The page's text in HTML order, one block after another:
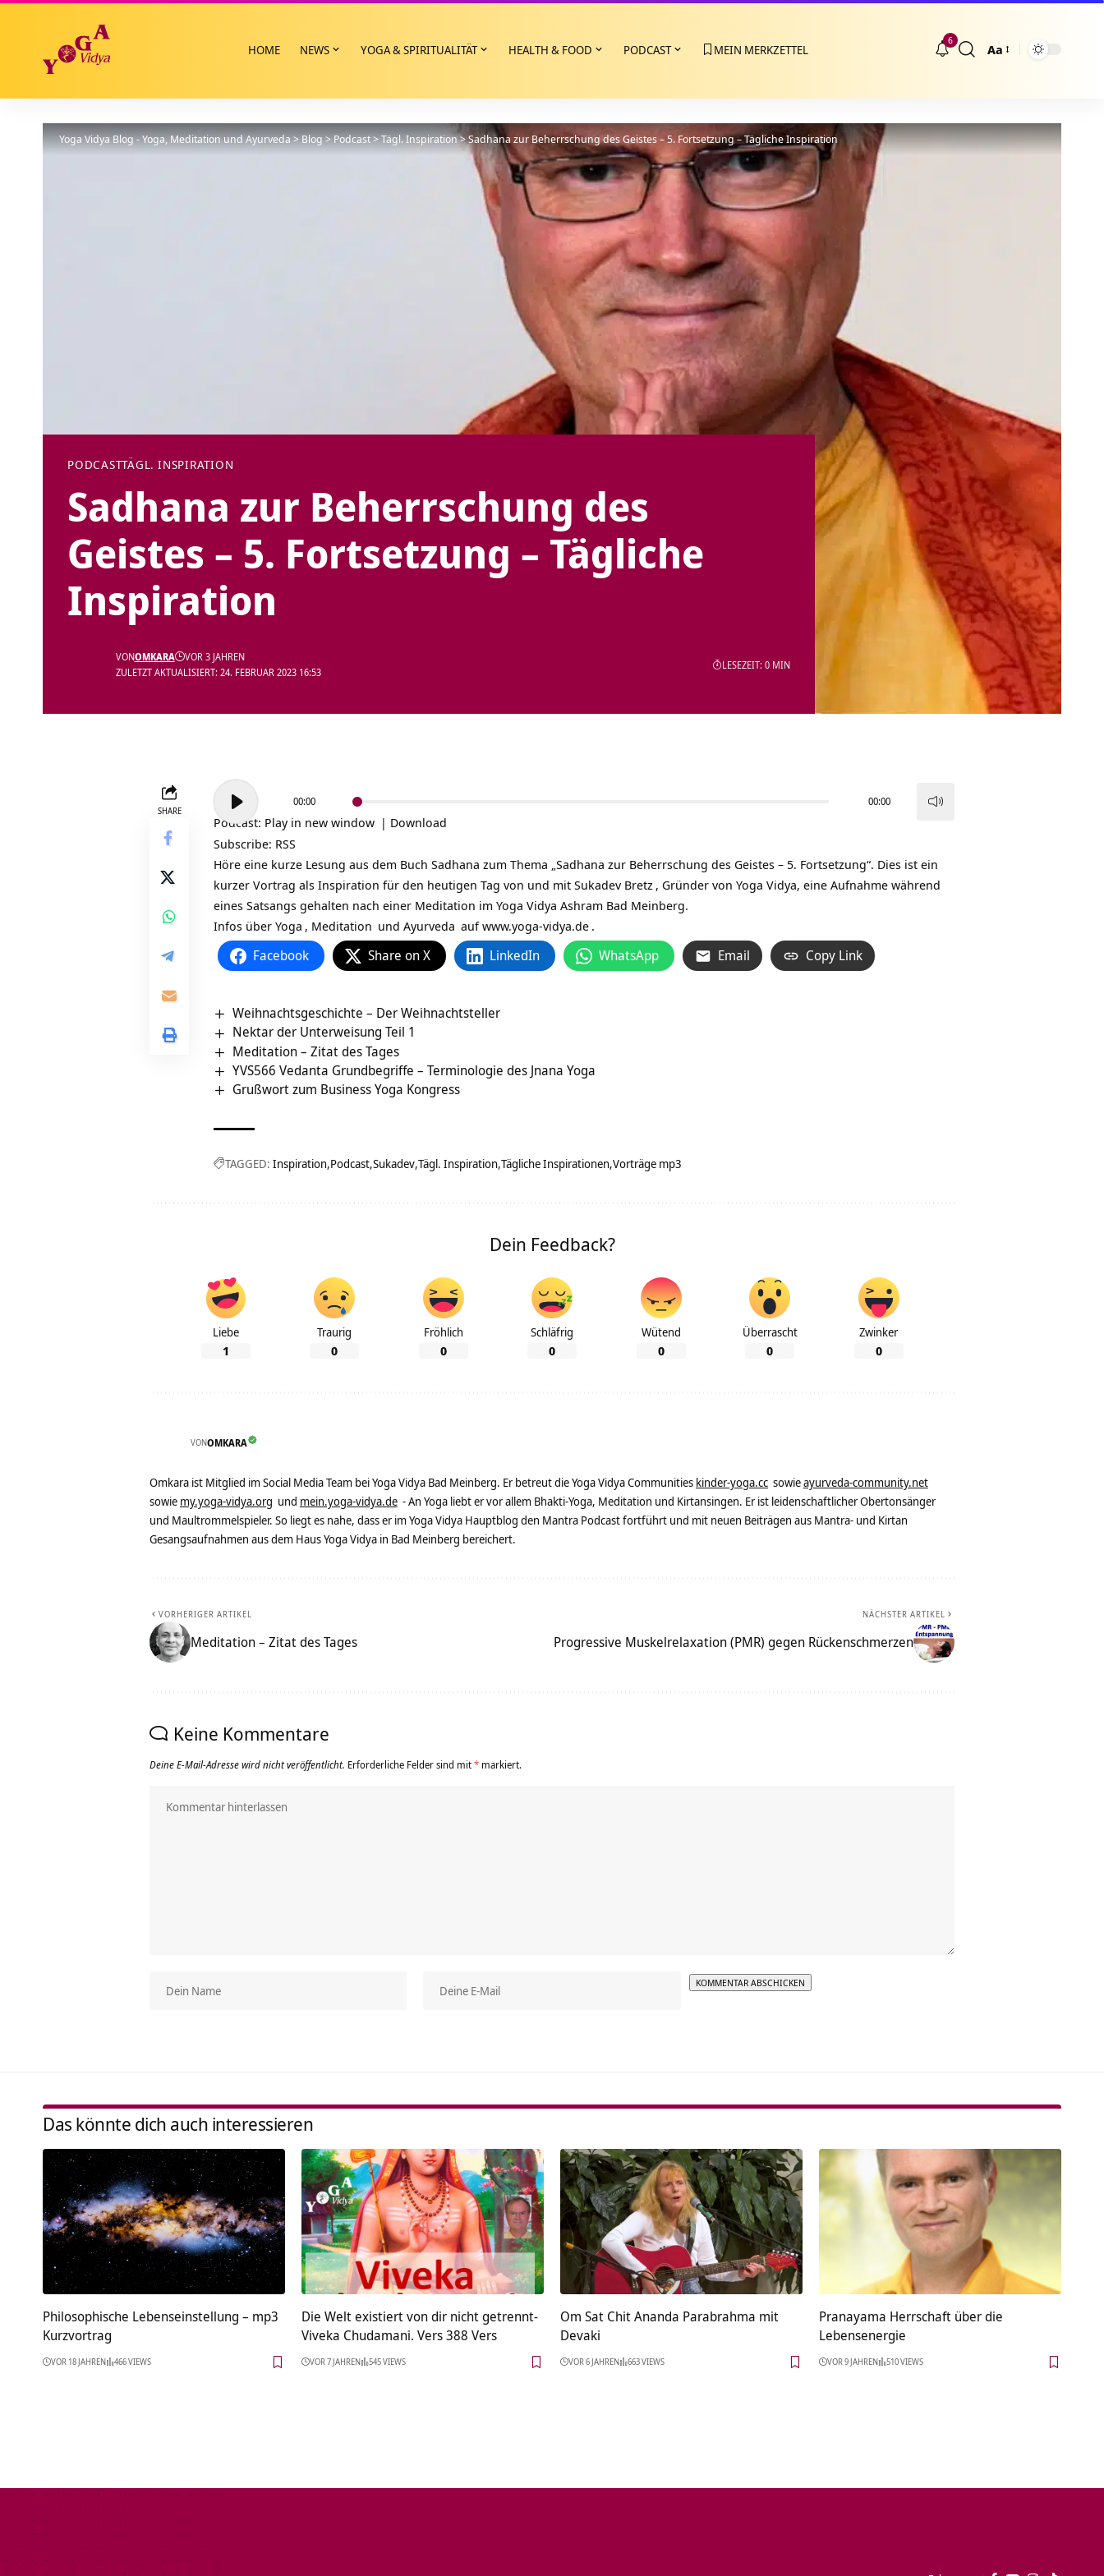
HOME NEWS YOGA & SPIRITUALITÄT HEALTH & FOOD PODCAST MEIN MERKZETTEL
6
Größenänderung
Aa
Yoga Vidya Blog - Yoga, Meditation und Ayurveda>Blog>Podcast>Tägl. Inspiration>Sadhana zur Beherrschung des Geistes – 5. Fortsetzung – Tägliche Inspiration
PODCASTTÄGL. INSPIRATION
Sadhana zur Beherrschung des
Geistes – 5. Fortsetzung – Tägliche
Inspiration
ZULETZT AKTUALISIERT: 24. FEBRUAR 2023 16:53
VONOMKARA VOR 3 JAHREN
LESEZEIT: 0 MIN
SHARE
Audio-
Player
00:00 00:00
Podcast: Play in new window | Download
Subscribe: RSS
Höre eine kurze Lesung aus dem Buch Sadhana zum Thema „Sadhana zur Beherrschung des Geistes – 5. Fortsetzung“. Dies ist ein
kurzer Vortrag als Inspiration für den heutigen Tag von und mit Sukadev Bretz , Gründer von Yoga Vidya, eine Aufnahme während
eines Satsangs gehalten nach einer Meditation im Yoga Vidya Ashram Bad Meinberg.
Infos über Yoga , Meditation und Ayurveda aufwww.yoga-vidya.de .
Facebook Share on X LinkedIn WhatsApp Email Copy Link
Weihnachtsgeschichte – Der Weihnachtsteller
Nektar der Unterweisung Teil 1
Meditation – Zitat des Tages
YVS566 Vedanta Grundbegriffe – Terminologie des Jnana Yoga
Grußwort zum Business Yoga Kongress
TAGGED: Inspiration Podcast Sukadev Tägl. Inspiration Tägliche Inspirationen Vorträge mp3
Dein Feedback?
Liebe
1
Traurig
0
Fröhlich
0
Schläfrig
0
Wütend
0
Überrascht
0
Zwinker
0
VONOMKARA
Omkara ist Mitglied im Social Media Team bei Yoga Vidya Bad Meinberg. Er betreut die Yoga Vidya Communities kinder-yoga.cc sowieayurveda-community.net
sowie my.yoga-vidya.org und mein.yoga-vidya.de - An Yoga liebt er vor allem Bhakti-Yoga, Meditation und Kirtansingen. Er ist leidenschaftlicher Obertonsänger
und Maultrommelspieler. So liegt es nahe, dass er im Yoga Vidya Hauptblog den Mantra Podcast fortführt und mit neuen Beiträgen aus Mantra- und Kirtan
Gesangsaufnahmen aus dem Haus Yoga Vidya in Bad Meinberg bereichert.
VORHERIGER ARTIKEL
Meditation – Zitat des Tages
NÄCHSTER ARTIKEL
Progressive Muskelrelaxation (PMR) gegen Rückenschmerzen
Keine Kommentare
Deine E-Mail-Adresse wird nicht veröffentlicht. Erforderliche Felder sind mit* markiert.
Das könnte dich auch interessieren
Philosophische Lebenseinstellung – mp3
Kurzvortrag
VOR 18 JAHREN 466 VIEWS
Die Welt existiert von dir nicht getrennt-
Viveka Chudamani. Vers 388 Vers
VOR 7 JAHREN 545 VIEWS
Om Sat Chit Ananda Parabrahma mit
Devaki
VOR 6 JAHREN 663 VIEWS
Pranayama Herrschaft über die
Lebensenergie
VOR 9 JAHREN 510 VIEWS